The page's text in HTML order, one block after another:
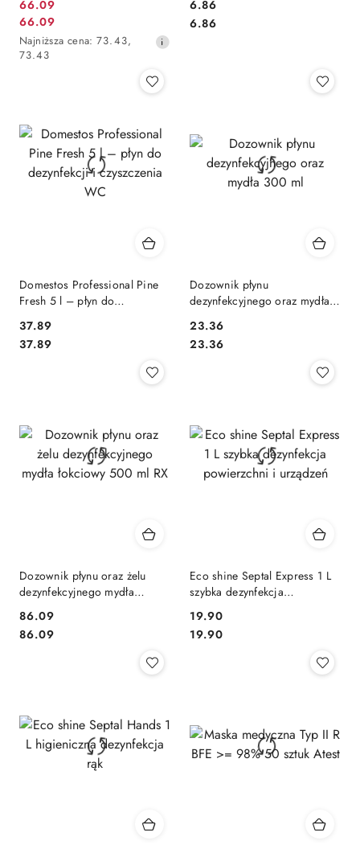
Cena
promocyjna:
66.09
Cena
promocyjna:
66.09
Najniższa
cena
obniżką
Najniższa cena: 73.43,
73.43
Cena:
6.86
Cena:
6.86
Domestos Professional Pine
Fresh 5 l – płyn do
Cena:
37.89
Cena:
37.89
Dozownik płynu
dezynfekcyjnego oraz mydła
Cena:
23.36
Cena:
23.36
Dozownik płynu oraz żelu
dezynfekcyjnego mydła
Cena:
86.09
Cena:
86.09
Eco shine Septal Express 1 L
szybka dezynfekcja
Cena:
19.90
Cena:
19.90